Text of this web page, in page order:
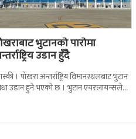
भुटानको पारोमा
उडान हुँदै
। पोखरा अन्तर्राष्ट्रिय विमानस्थलबाट भुटान
उडान हुने भएको छ । भुटान एयरलायन्सले